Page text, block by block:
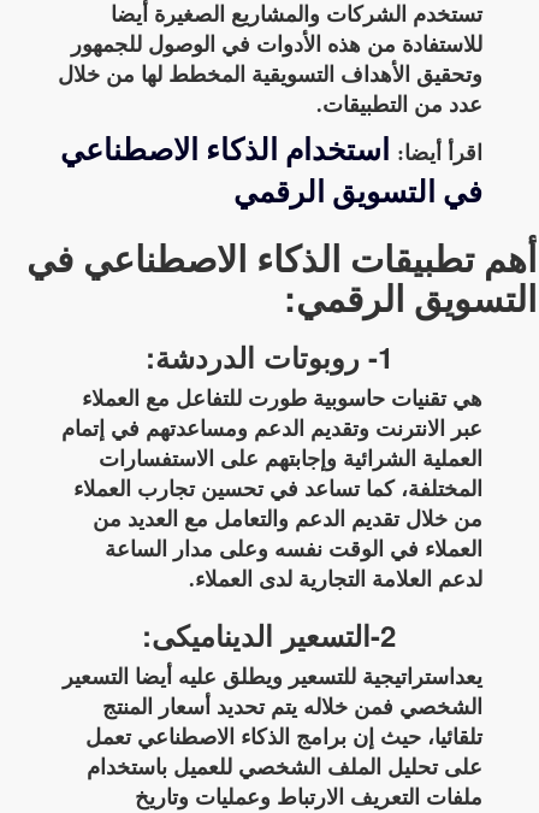
تستخدم الشركات والمشاريع الصغيرة أيضا
للاستفادة من هذه الأدوات في الوصول للجمهور
وتحقيق الأهداف التسويقية المخطط لها من خلال
عدد من التطبيقات.
اقرأ أيضا:
استخدام الذكاء الاصطناعي
في التسويق الرقمي
أهم تطبيقات الذكاء الاصطناعي في
التسويق الرقمي:
1- روبوتات الدردشة:
هي تقنيات حاسوبية طورت للتفاعل مع العملاء
عبر الانترنت وتقديم الدعم ومساعدتهم في إتمام
العملية الشرائية وإجابتهم على الاستفسارات
المختلفة، كما تساعد في تحسين تجارب العملاء
من خلال تقديم الدعم والتعامل مع العديد من
العملاء في الوقت نفسه وعلى مدار الساعة
لدعم العلامة التجارية لدى العملاء.
2-التسعير الديناميكى:
يعداستراتيجية للتسعير ويطلق عليه أيضا التسعير
الشخصي فمن خلاله يتم تحديد أسعار المنتج
تلقائيا، حيث إن برامج الذكاء الاصطناعي تعمل
على تحليل الملف الشخصي للعميل باستخدام
ملفات التعريف الارتباط وعمليات وتاريخ